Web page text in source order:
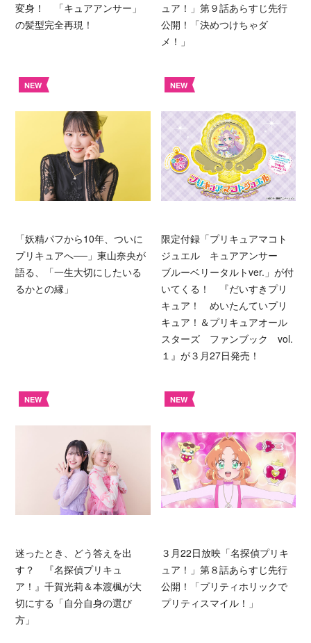
変身！ 「キュアアンサー」
の髪型完全再現！
ュア！」第９話あらすじ先行
公開！「決めつけちゃダ
メ！」
NEW
「妖精パフから10年、ついに
プリキュアへ──」東山奈央が
語る、「一生大切にしたいる
るかとの縁」
NEW
限定付録「プリキュアマコト
ジュエル キュアアンサー
ブルーベリータルトver.」が付
いてくる！ 『だいすきプリ
キュア！ めいたんていプリ
キュア！＆プリキュアオール
スターズ ファンブック vol.
１』が３月27日発売！
NEW
迷ったとき、どう答えを出
す？ 『名探偵プリキュ
ア！』千賀光莉＆本渡楓が大
切にする「自分自身の選び
方」
NEW
３月22日放映「名探偵プリキ
ュア！」第８話あらすじ先行
公開！「プリティホリックで
プリティスマイル！」